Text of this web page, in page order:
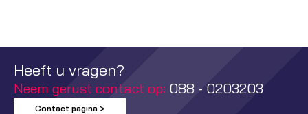
Heeft u vragen?
Neem gerust contact op: 088 - 0203203
Contact pagina >